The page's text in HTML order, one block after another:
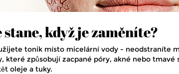
stane, když je zaměníte?
tonik místo micelární vody - neodstraníte
které způsobují zacpané póry, akné nebo tmavé
oleje a tuky.